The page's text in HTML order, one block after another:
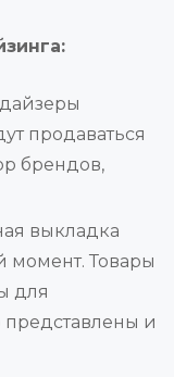
продаваться
брендов,
выкладка
момент. Товары
для
представлены и